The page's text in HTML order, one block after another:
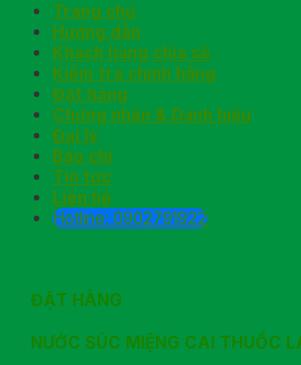
Trang chủ
Hướng dẫn
Khách hàng chia sẻ
Kiểm tra chính hãng
Đặt hàng
Chứng nhận & Danh hiệu
Đại lý
Báo chí
Tin tức
Liên hệ
Hotline: 0902791922
ĐẶT HÀNG
NƯỚC SÚC MIỆNG CAI THUỐC